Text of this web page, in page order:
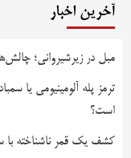
آخرین اخبار
مبل در زیرشیروانی؛
ترمز پله آلومینیومی یا
است؟
کشف یک قمر ناشناخته با